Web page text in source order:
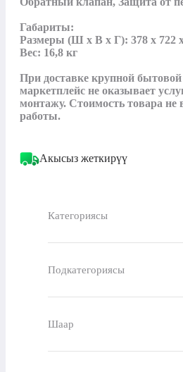
Габариты:
Размеры (Ш x В x Г): 378 x 722
Вес: 16,8 кг
При доставке крупной
маркетплейс не оказывает
монтажу. Стоимость товара не
работы.
Акысыз жеткирүү
Категориясы
Подкатегориясы
Шаар